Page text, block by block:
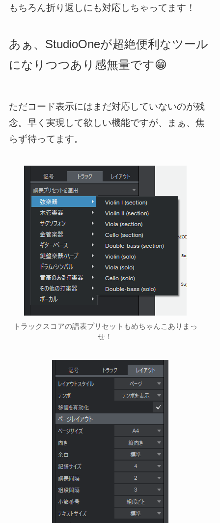
もちろん折り返しにも対応しちゃってます！
あぁ、StudioOneが超絶便利なツール
になりつつあり感無量です😁
ただコード表示にはまだ対応していないのが残
念。早く実現して欲しい機能ですが、まぁ、焦
らず待ってます。
トラックスコアの譜表プリセットもめちゃんこありまっ
せ！